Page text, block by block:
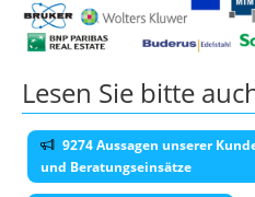
Lesen Sie bitte
9274 Aussagen unserer
und Beratungseinsätze